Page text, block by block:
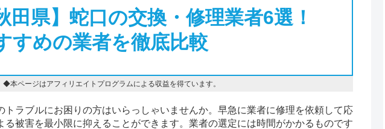
田県】蛇口の交換・修理業者6選！
すめの業者を徹底比較
◆本ページはアフィリエイトプログラムによる収益を得ています。
トラブルにお困りの方はいらっしゃいませんか。早急に業者に修理を依頼して応
る被害を最小限に抑えることができます。業者の選定には時間がかかるものです